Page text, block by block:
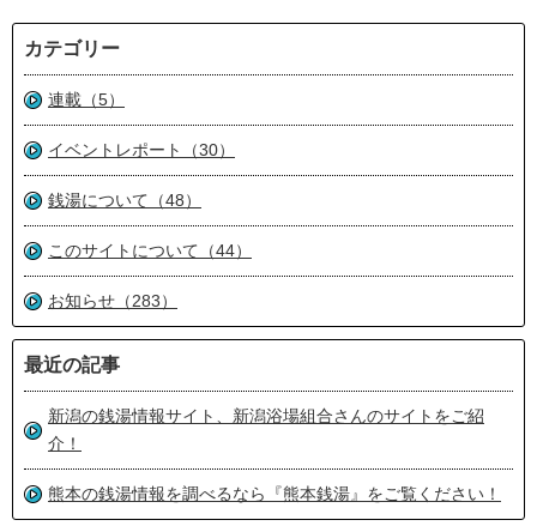
カテゴリー
連載（5）
イベントレポート（30）
銭湯について（48）
このサイトについて（44）
お知らせ（283）
最近の記事
新潟の銭湯情報サイト、新潟浴場組合さんのサイトをご紹
介！
熊本の銭湯情報を調べるなら『熊本銭湯』をご覧ください！